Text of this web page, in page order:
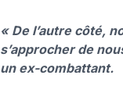
« De l’autre côté,
s’approcher de
un ex-combattant.